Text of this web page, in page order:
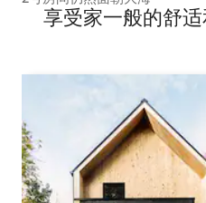
享受家一般的舒